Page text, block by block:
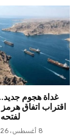
غداة هجوم
اقتراب اتفاق
لفتحه
8 أغسطس، 2026